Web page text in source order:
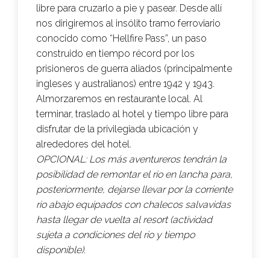
libre para cruzarlo a pie y pasear. Desde allí
nos dirigiremos al insólito tramo ferroviario
conocido como “Hellfire Pass”, un paso
construido en tiempo récord por los
prisioneros de guerra aliados (principalmente
ingleses y australianos) entre 1942 y 1943.
Almorzaremos en restaurante local. Al
terminar, traslado al hotel y tiempo libre para
disfrutar de la privilegiada ubicación y
alrededores del hotel.
OPCIONAL: Los más aventureros tendrán la
posibilidad de remontar el rio en lancha para,
posteriormente, dejarse llevar por la corriente
rio abajo equipados con chalecos salvavidas
hasta llegar de vuelta al resort (actividad
sujeta a condiciones del rio y tiempo
disponible).